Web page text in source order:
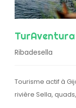
TurAventura
Ribadesella
Tourisme actif à
rivière Sella,